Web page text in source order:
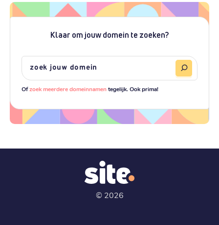
Klaar om jouw domein te zoeken?
Ofzoek meerdere domeinnamentegelijk. Ook prima!
© 2026